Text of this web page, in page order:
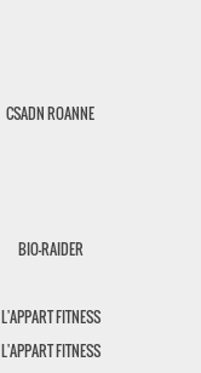
CSADN ROANNE
BIO-RAIDER
L'APPART FITNESS
L'APPART FITNESS